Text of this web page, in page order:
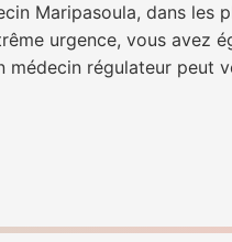
Maripasoula, dans les
urgence, vous avez
médecin régulateur peut